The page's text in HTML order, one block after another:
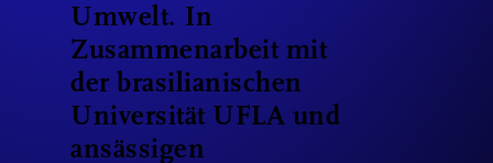
Umwelt. In
Zusammenarbeit mit
der brasilianischen
Universität UFLA und
ansässigen